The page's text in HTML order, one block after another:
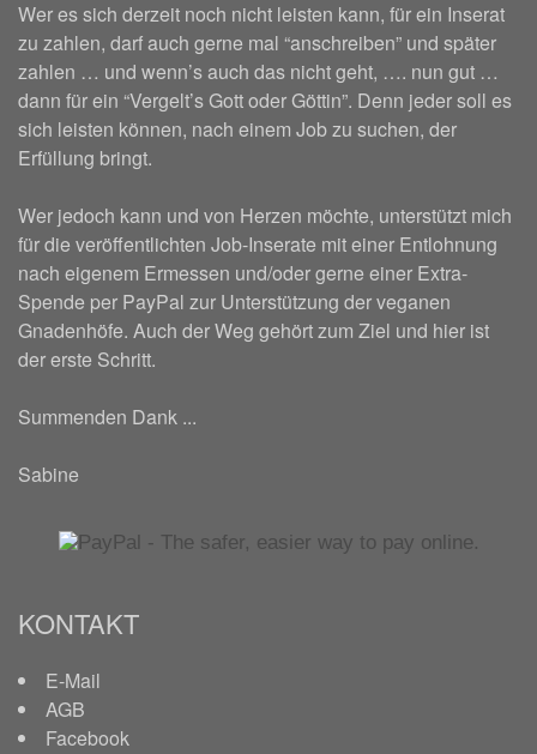
Wer es sich derzeit noch nicht leisten kann, für ein Inserat
zu zahlen, darf auch gerne mal “anschreiben” und später
zahlen … und wenn’s auch das nicht geht, …. nun gut …
dann für ein “Vergelt’s Gott oder Göttin”. Denn jeder soll es
sich leisten können, nach einem Job zu suchen, der
Erfüllung bringt.
Wer jedoch kann und von Herzen möchte, unterstützt mich
für die veröffentlichten Job-Inserate mit einer Entlohnung
nach eigenem Ermessen und/oder gerne einer Extra-
Spende per PayPal zur Unterstützung der veganen
Gnadenhöfe. Auch der Weg gehört zum Ziel und hier ist
der erste Schritt.
Summenden Dank ...
Sabine
KONTAKT
E-Mail
AGB
Facebook